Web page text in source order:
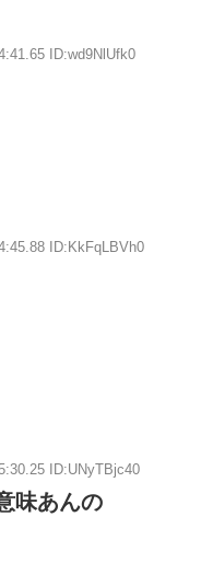
ID:wd9NlUfk0
ID:KkFqLBVh0
ID:UNyTBjc40
味あんの